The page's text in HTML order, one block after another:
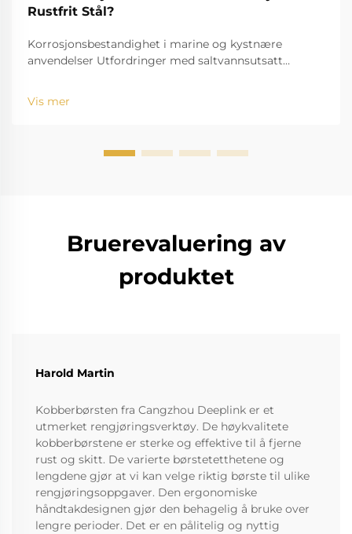
Rustfrit Stål?
Korrosjonsbestandighet i marine og kystnære
anvendelser Utfordringer med saltvannsutsatt
eksempel, er velkjent for å bide seg inn og rive ned
standardinstrumenter. Den høye saltholdigheten
Vis mer
Bruerevaluering av
produktet
Harold Martin
Kobberbørsten fra Cangzhou Deeplink er et
utmerket rengjøringsverktøy. De høykvalitete
kobberbørstene er sterke og effektive til å fjerne
rust og skitt. De varierte børstetetthetene og
lengdene gjør at vi kan velge riktig børste til ulike
rengjøringsoppgaver. Den ergonomiske
håndtakdesignen gjør den behagelig å bruke over
lengre perioder. Det er en pålitelig og nyttig